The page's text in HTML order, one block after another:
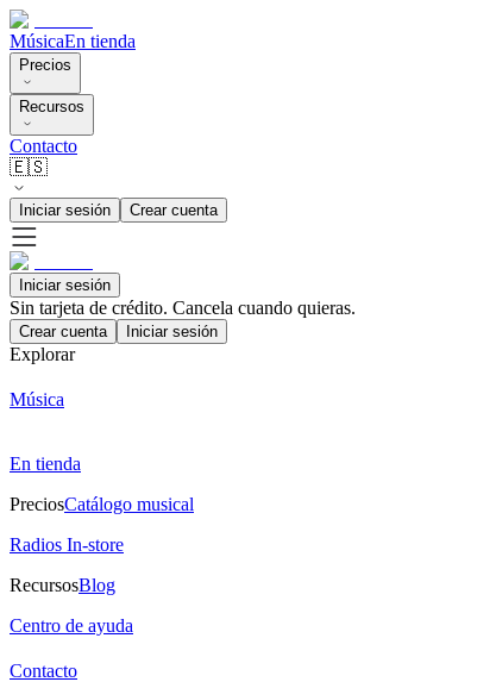
MúsicaEn tienda
Precios
Recursos
Contacto
🇪🇸
Iniciar sesión Crear cuenta
Iniciar sesión
Sin tarjeta de crédito. Cancela cuando quieras.
Crear cuenta Iniciar sesión
Explorar
Música
En tienda
PreciosCatálogo musical
Radios In-store
RecursosBlog
Centro de ayuda
Contacto